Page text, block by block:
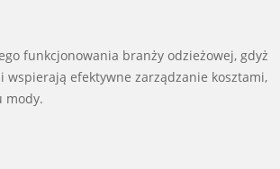
funkcjonowania branży odzieżowej, gdyż
efektywne zarządzanie kosztami,
mody.